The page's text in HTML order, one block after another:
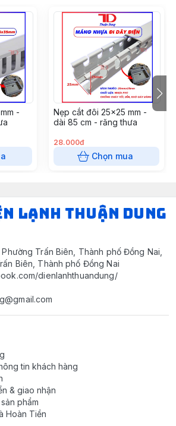
-
Nẹp cắt đôi 25x25 mm -
dài 85 cm - răng thưa
28.000đ
Chọn mua
LẠNH THUẬN DUNG
Phường Trấn Biên, Thành phố Đồng Nai,
Biên, Thành phố Đồng Nai
dienlanhthuandung/
tin khách hàng
& giao nhận
phẩm
Hoàn Tiền